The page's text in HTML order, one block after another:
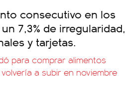
consecutivo en los
7,3% de irregularidad,
y tarjetas.
para comprar alimentos
a subir en noviembre